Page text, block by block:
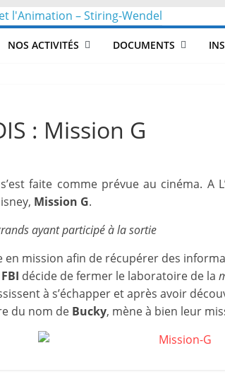
CLéA
Collectif
les
Loisirs,
l'éducation
et
NOS ACTIVITÉS DOCUMENTS
: Mission G
faite comme prévue au cinéma.
Mission G.
ayant participé à la sortie
en mission afin de récupérer des
FBI décide de fermer le laboratoire de la
à s’échapper et après avoir
du nom de Bucky, mène à bien leur